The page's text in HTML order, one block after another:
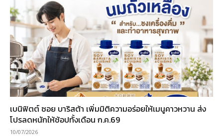
เบนิฟิตต์ ซอย บาริสต้า เพิ่มมิติความอร่อยให้เมนูคาวหวาน ส่ง
โปรลดหนักให้ช้อปทั้งเดือน ก.ค.69
10/07/2026